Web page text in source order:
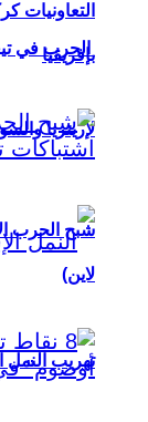
الحرب في
لإريتريا
تهريب النمل
التعاونيات
بإفريقيا
شبح الحرب
لاين)